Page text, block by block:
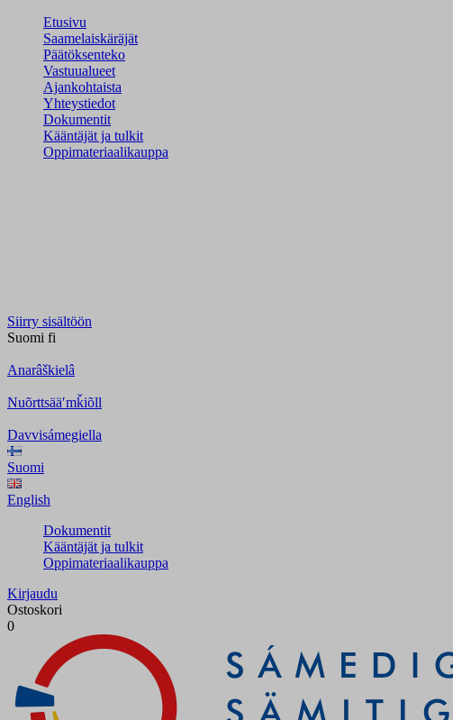
Etusivu
Saamelaiskäräjät
Päätöksenteko
Vastuualueet
Ajankohtaista
Yhteystiedot
Dokumentit
Kääntäjät ja tulkit
Oppimateriaalikauppa
Siirry sisältöön
Suomi fi
Anarâškielâ
Nuõrttsääʹmǩiõll
Davvisámegiella
Suomi
English
Dokumentit
Kääntäjät ja tulkit
Oppimateriaalikauppa
Kirjaudu
Ostoskori
0